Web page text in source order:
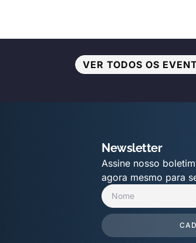
VER TODOS OS
Newsletter
Assine nosso
agora mesmo para